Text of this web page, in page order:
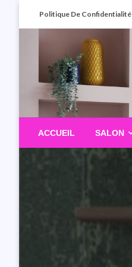
Politique De Confidentialité
ACCUEIL SALON